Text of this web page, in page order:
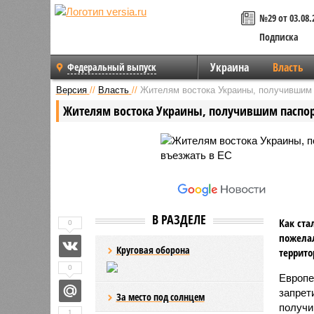
№29 от
Подписка
Федеральный выпуск Украина Власть
Версия // Власть // Жителям востока Украины,
Жителям востока Украины, получившим
В РАЗДЕЛЕ
Круговая оборона
За место под солнцем
Как
0
0
1